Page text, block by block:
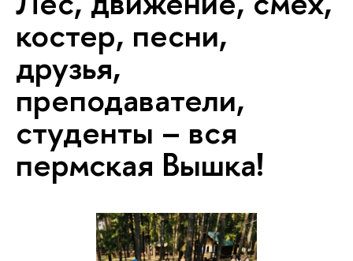
костер, песни,
друзья,
преподаватели,
студенты – вся
пермская Вышка!